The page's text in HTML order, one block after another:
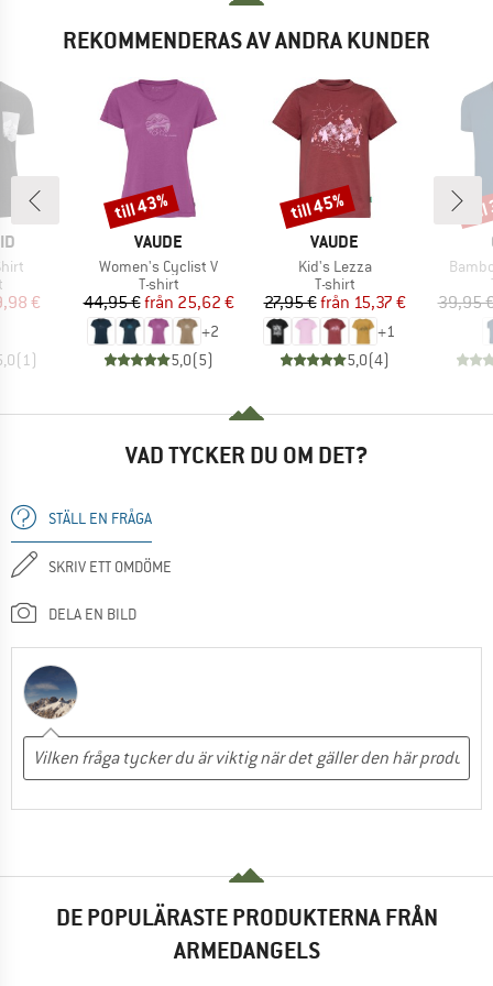
REKOMMENDERAS AV ANDRA KUNDER
pris
€
(1)
VARUMÄRKE
VAUDE
Produkter
Women's Cyclist V
Produktgrupp
T-shirt
Pris
44,95 € Reducerat pris
från 25,62 €
+2
5,0(5)
Rabatt
till 43%
VARUMÄRKE
VAUDE
Produkter
Kid's Lezza
Produktgrupp
T-shirt
Pris
27,95 € Reducerat pris
från 15,37 €
+1
5,0(4)
Rabatt
till 45%
39,95
VAD TYCKER DU OM DET?
STÄLL EN FRÅGA
SKRIV ETT OMDÖME
DELA EN BILD
DE POPULÄRASTE PRODUKTERNA FRÅN
ARMEDANGELS